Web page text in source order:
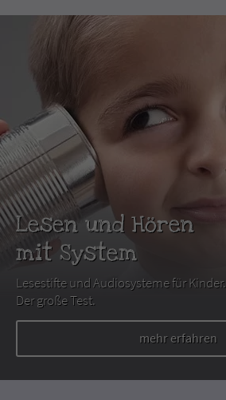
Lesen und Hören
mit System
Lesestifte und Audiosysteme für Kinder.
Der große Test.
mehr erfahren